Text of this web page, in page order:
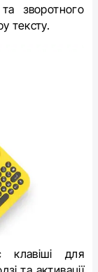
зворотного
тексту.
клавіші для